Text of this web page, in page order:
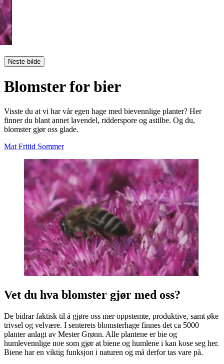
Neste bilde
Blomster for bier
Visste du at vi har vår egen hage med bievennlige planter? Her
finner du blant annet lavendel, ridderspore og astilbe. Og du,
blomster gjør oss glade.
Mat Fritid Sommer
Vet du hva blomster gjør med oss?
De bidrar faktisk til å gjøre oss mer oppstemte, produktive, samt øke
trivsel og velvære. I senterets blomsterhage finnes det ca 5000
planter anlagt av Mester Grønn. Alle plantene er bie og
humlevennlige noe som gjør at biene og humlene i kan kose seg her.
Biene har en viktig funksjon i naturen og må derfor tas vare på.